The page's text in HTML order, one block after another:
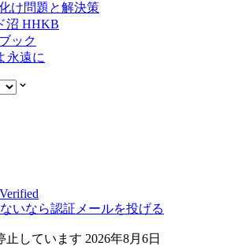
け問題と解決策
沼 HHKB
ック
永遠に
いなら認証メールを投げる
止しています 2026年8月6日